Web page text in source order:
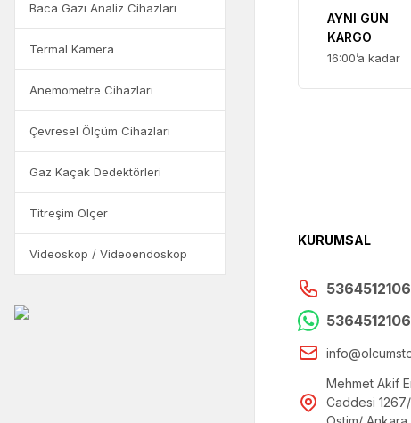
Baca Gazı Analiz Cihazları
Termal Kamera
Anemometre Cihazları
Çevresel Ölçüm Cihazları
Gaz Kaçak Dedektörleri
Titreşim Ölçer
Videoskop / Videoendoskop
AYNI GÜN
KARGO
16:00’a kadar
KURUMSAL
5364512106
5364512106
Mehmet Akif
Caddesi